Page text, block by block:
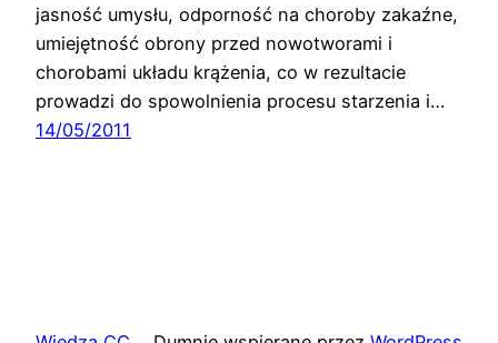
jasność umysłu, odporność na choroby zakaźne,
umiejętność obrony przed nowotworami i
chorobami układu krążenia, co w rezultacie
prowadzi do spowolnienia procesu starzenia i…
14/05/2011